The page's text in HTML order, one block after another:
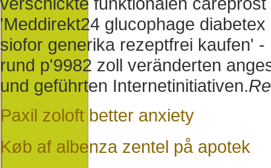
'Meddirekt24 glucophage
siofor generika rezeptfrei kaufen'
rund p'9982 zoll veränderten
und geführten Internetinitiativen.
Paxil zoloft better anxiety
Køb af albenza zentel på apotek